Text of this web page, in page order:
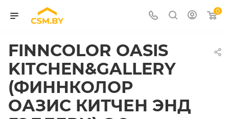
0
FINNCOLOR OASIS
KITCHEN&GALLERY
(ФИННКОЛОР
ОАЗИС КИТЧЕН ЭНД